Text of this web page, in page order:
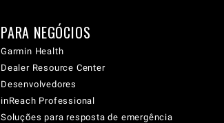
PARA NEGÓCIOS
Garmin Health
Dealer Resource Center
Desenvolvedores
inReach Professional
Soluções para resposta de emergência